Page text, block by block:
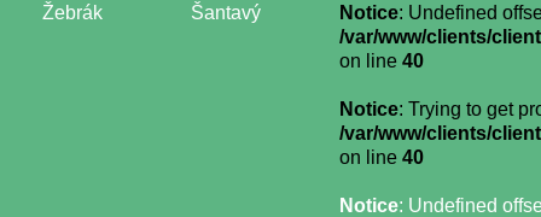
Žebrák
Šantavý
Notice: Undefined
/var/www/clients/
on line 40
Notice: Trying to get
/var/www/clients/
on line 40
Notice: Undefined